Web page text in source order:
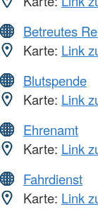
Betreutes
Karte: Link
Blutspende
Karte: Link
Ehrenamt
Karte: Link
Fahrdienst
Karte: Link